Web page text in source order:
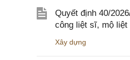
Quyết định 40/
công liệt sĩ, mộ
Xây dựng